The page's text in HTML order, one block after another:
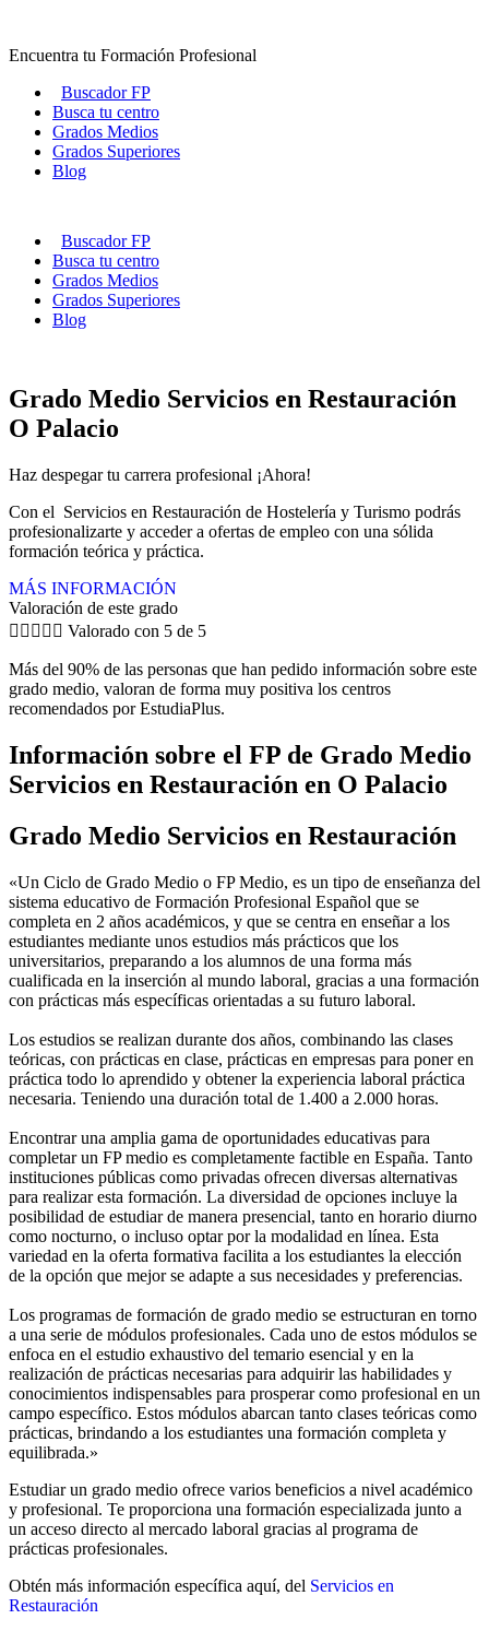
contenido
Encuentra tu Formación Profesional
Buscador FP
Busca tu centro
Grados Medios
Grados Superiores
Blog
Buscador FP
Busca tu centro
Grados Medios
Grados Superiores
Blog
Grado Medio Servicios en Restauración
O Palacio
Haz despegar tu carrera profesional ¡Ahora!
Con el Servicios en Restauración de Hostelería y Turismo podrás
profesionalizarte y acceder a ofertas de empleo con una sólida
formación teórica y práctica.
MÁS INFORMACIÓN
Valoración de este grado
     Valorado con 5 de 5
Más del 90% de las personas que han pedido información sobre este
grado medio, valoran de forma muy positiva los centros
recomendados por EstudiaPlus.
Información sobre el FP de Grado Medio
Servicios en Restauración en O Palacio
Grado Medio Servicios en Restauración
«Un Ciclo de Grado Medio o FP Medio, es un tipo de enseñanza del
sistema educativo de Formación Profesional Español que se
completa en 2 años académicos, y que se centra en enseñar a los
estudiantes mediante unos estudios más prácticos que los
universitarios, preparando a los alumnos de una forma más
cualificada en la inserción al mundo laboral, gracias a una formación
con prácticas más específicas orientadas a su futuro laboral.
Los estudios se realizan durante dos años, combinando las clases
teóricas, con prácticas en clase, prácticas en empresas para poner en
práctica todo lo aprendido y obtener la experiencia laboral práctica
necesaria. Teniendo una duración total de 1.400 a 2.000 horas.
Encontrar una amplia gama de oportunidades educativas para
completar un FP medio es completamente factible en España. Tanto
instituciones públicas como privadas ofrecen diversas alternativas
para realizar esta formación. La diversidad de opciones incluye la
posibilidad de estudiar de manera presencial, tanto en horario diurno
como nocturno, o incluso optar por la modalidad en línea. Esta
variedad en la oferta formativa facilita a los estudiantes la elección
de la opción que mejor se adapte a sus necesidades y preferencias.
Los programas de formación de grado medio se estructuran en torno
a una serie de módulos profesionales. Cada uno de estos módulos se
enfoca en el estudio exhaustivo del temario esencial y en la
realización de prácticas necesarias para adquirir las habilidades y
conocimientos indispensables para prosperar como profesional en un
campo específico. Estos módulos abarcan tanto clases teóricas como
prácticas, brindando a los estudiantes una formación completa y
equilibrada.»
Estudiar un grado medio ofrece varios beneficios a nivel académico
y profesional. Te proporciona una formación especializada junto a
un acceso directo al mercado laboral gracias al programa de
prácticas profesionales.
Obtén más información específica aquí, del Servicios en
Restauración